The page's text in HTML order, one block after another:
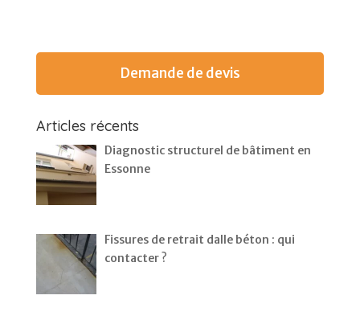
Demande de devis
Articles récents
Diagnostic structurel de bâtiment en
Essonne
Fissures de retrait dalle béton : qui
contacter ?